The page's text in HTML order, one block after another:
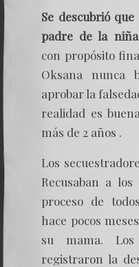
Se descubrió
padre de la niña
con propósito
Oksana nunca
aprobar la
realidad es
más de 2 años .
Los
Recusaban a
proceso de
hace pocos
su mama.
registraron la